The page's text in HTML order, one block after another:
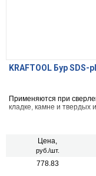
KRAFTOOL Бур SDS-
Применяются при
кладке, камне и твердых
Цена,
руб./шт.
778.83